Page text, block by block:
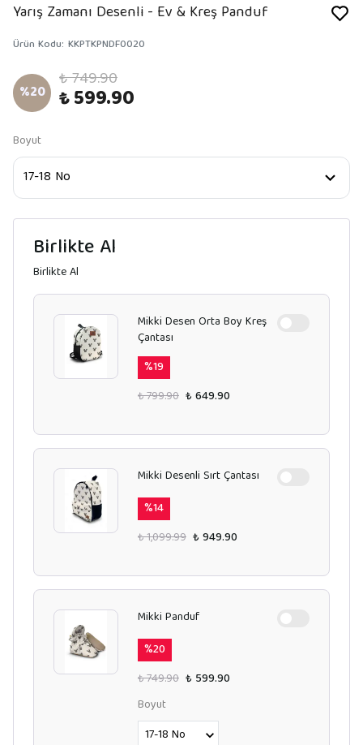
Yarış Zamanı Desenli - Ev & Kreş Panduf
Ürün Kodu: KKPTKPNDF0020
%20 ₺ 749.90
₺ 599.90
Boyut
Birlikte Al
Birlikte Al
Mikki Desen Orta Boy Kreş
Çantası
%19
₺ 799.90 ₺ 649.90
Mikki Desenli Sırt Çantası
%14
₺ 1,099.99 ₺ 949.90
Mikki Panduf
%20
₺ 749.90 ₺ 599.90
Boyut